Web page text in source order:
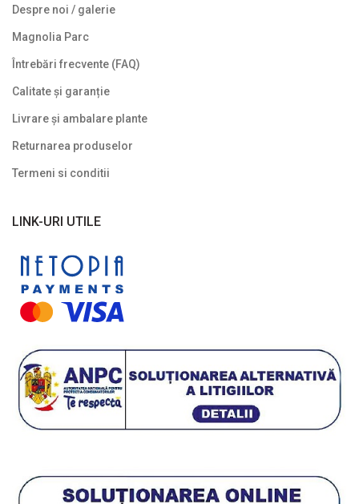
Despre noi / galerie
Magnolia Parc
Întrebări frecvente (FAQ)
Calitate și garanție
Livrare și ambalare plante
Returnarea produselor
Termeni si conditii
LINK-URI UTILE